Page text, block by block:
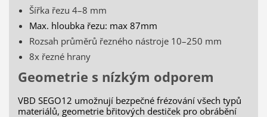
Šířka řezu 4–8 mm
Max. hloubka řezu: max 87mm
Rozsah průměrů řezného nástroje 10–250 mm
8x řezné hrany
Geometrie s nízkým odporem
VBD SEGO12 umožnují bezpečné frézování všech typů
materiálů, geometrie břitových destiček pro obrábění